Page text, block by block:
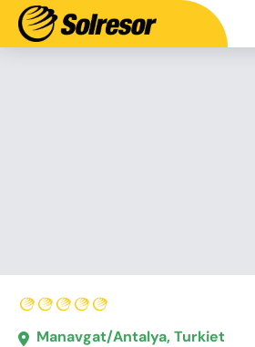
Manavgat/Antalya, Turkiet